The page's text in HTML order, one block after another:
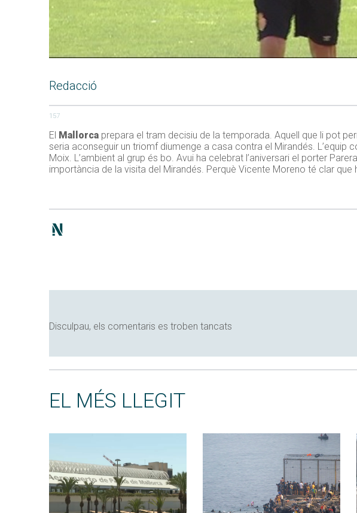
Redacció
157
El Mallorca prepara el tram decisiu de la temporada. Aquell que li pot
seria aconseguir un triomf diumenge a casa contra el Mirandés. L’equip
Moix. L’ambient al grup és bo. Avui ha celebrat l’aniversari el porter
importància de la visita del Mirandés. Perquè Vicente Moreno té clar que
Disculpau, els comentaris es troben tancats
EL MÉS LLEGIT